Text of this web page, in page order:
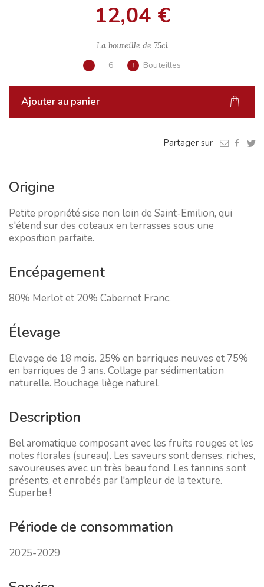
12,04 €
La bouteille de 75cl
Bouteilles
Ajouter au panier
Partager sur
Origine
Petite propriété sise non loin de Saint-Emilion, qui
s'étend sur des coteaux en terrasses sous une
exposition parfaite.
Encépagement
80% Merlot et 20% Cabernet Franc.
Élevage
Elevage de 18 mois. 25% en barriques neuves et 75%
en barriques de 3 ans. Collage par sédimentation
naturelle. Bouchage liège naturel.
Description
Bel aromatique composant avec les fruits rouges et les
notes florales (sureau). Les saveurs sont denses, riches,
savoureuses avec un très beau fond. Les tannins sont
présents, et enrobés par l'ampleur de la texture.
Superbe !
Période de consommation
2025-2029